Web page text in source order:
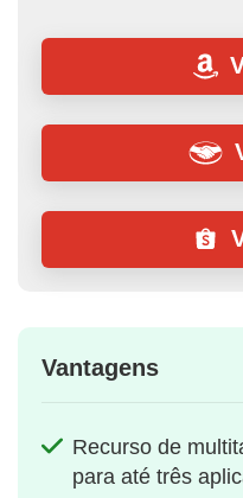
Vantagens
Recurso de
para até três